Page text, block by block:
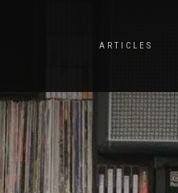
ARTICLES